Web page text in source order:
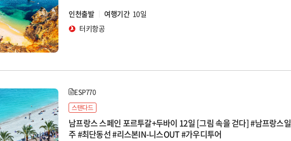
인천출발
여행기간 10일
터키항공
ESP770
스탠다드
남프랑스 스페인 포르투갈+두바이 12일 [그림 속을 걷다] #남프랑스일
주 #최단동선 #리스본IN-니스OUT #가우디투어